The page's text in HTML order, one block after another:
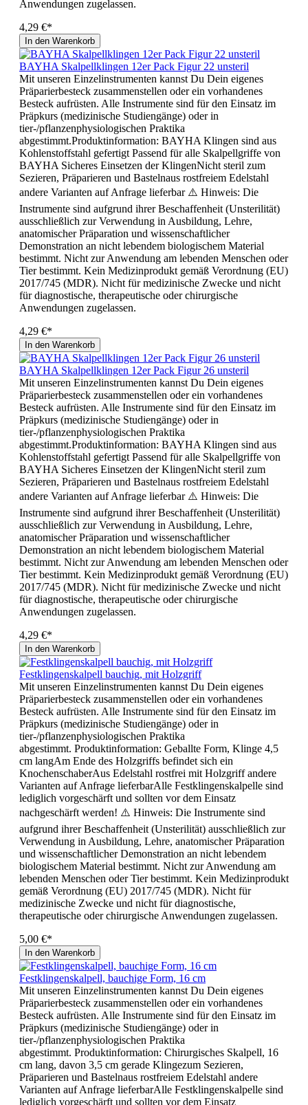
Anwendungen zugelassen.
4,29 €*
In den Warenkorb
BAYHA Skalpellklingen 12er Pack Figur 22 unsteril
Mit unseren Einzelinstrumenten kannst Du Dein eigenes
Präparierbesteck zusammenstellen oder ein vorhandenes
Besteck aufrüsten. Alle Instrumente sind für den Einsatz im
Präpkurs (medizinische Studiengänge) oder in
tier-/pflanzenphysiologischen Praktika
abgestimmt.Produktinformation: BAYHA Klingen sind aus
Kohlenstoffstahl gefertigt Passend für alle Skalpellgriffe von
BAYHA Sicheres Einsetzen der KlingenNicht steril zum
Sezieren, Präparieren und Bastelnaus rostfreiem Edelstahl
andere Varianten auf Anfrage lieferbar ⚠️ Hinweis: Die
Instrumente sind aufgrund ihrer Beschaffenheit (Unsterilität)
ausschließlich zur Verwendung in Ausbildung, Lehre,
anatomischer Präparation und wissenschaftlicher
Demonstration an nicht lebendem biologischem Material
bestimmt. Nicht zur Anwendung am lebenden Menschen oder
Tier bestimmt. Kein Medizinprodukt gemäß Verordnung (EU)
2017/745 (MDR). Nicht für medizinische Zwecke und nicht
für diagnostische, therapeutische oder chirurgische
Anwendungen zugelassen.
4,29 €*
In den Warenkorb
BAYHA Skalpellklingen 12er Pack Figur 26 unsteril
Mit unseren Einzelinstrumenten kannst Du Dein eigenes
Präparierbesteck zusammenstellen oder ein vorhandenes
Besteck aufrüsten. Alle Instrumente sind für den Einsatz im
Präpkurs (medizinische Studiengänge) oder in
tier-/pflanzenphysiologischen Praktika
abgestimmt.Produktinformation: BAYHA Klingen sind aus
Kohlenstoffstahl gefertigt Passend für alle Skalpellgriffe von
BAYHA Sicheres Einsetzen der KlingenNicht steril zum
Sezieren, Präparieren und Bastelnaus rostfreiem Edelstahl
andere Varianten auf Anfrage lieferbar ⚠️ Hinweis: Die
Instrumente sind aufgrund ihrer Beschaffenheit (Unsterilität)
ausschließlich zur Verwendung in Ausbildung, Lehre,
anatomischer Präparation und wissenschaftlicher
Demonstration an nicht lebendem biologischem Material
bestimmt. Nicht zur Anwendung am lebenden Menschen oder
Tier bestimmt. Kein Medizinprodukt gemäß Verordnung (EU)
2017/745 (MDR). Nicht für medizinische Zwecke und nicht
für diagnostische, therapeutische oder chirurgische
Anwendungen zugelassen.
4,29 €*
In den Warenkorb
Festklingenskalpell bauchig, mit Holzgriff
Mit unseren Einzelinstrumenten kannst Du Dein eigenes
Präparierbesteck zusammenstellen oder ein vorhandenes
Besteck aufrüsten. Alle Instrumente sind für den Einsatz im
Präpkurs (medizinische Studiengänge) oder in
tier-/pflanzenphysiologischen Praktika
abgestimmt. Produktinformation: Geballte Form, Klinge 4,5
cm langAm Ende des Holzgriffs befindet sich ein
KnochenschaberAus Edelstahl rostfrei mit Holzgriff andere
Varianten auf Anfrage lieferbarAlle Festklingenskalpelle sind
lediglich vorgeschärft und sollten vor dem Einsatz
nachgeschärft werden! ⚠️ Hinweis: Die Instrumente sind
aufgrund ihrer Beschaffenheit (Unsterilität) ausschließlich zur
Verwendung in Ausbildung, Lehre, anatomischer Präparation
und wissenschaftlicher Demonstration an nicht lebendem
biologischem Material bestimmt. Nicht zur Anwendung am
lebenden Menschen oder Tier bestimmt. Kein Medizinprodukt
gemäß Verordnung (EU) 2017/745 (MDR). Nicht für
medizinische Zwecke und nicht für diagnostische,
therapeutische oder chirurgische Anwendungen zugelassen.
5,00 €*
In den Warenkorb
Festklingenskalpell, bauchige Form, 16 cm
Mit unseren Einzelinstrumenten kannst Du Dein eigenes
Präparierbesteck zusammenstellen oder ein vorhandenes
Besteck aufrüsten. Alle Instrumente sind für den Einsatz im
Präpkurs (medizinische Studiengänge) oder in
tier-/pflanzenphysiologischen Praktika
abgestimmt. Produktinformation: Chirurgisches Skalpell, 16
cm lang, davon 3,5 cm gerade Klingezum Sezieren,
Präparieren und Bastelnaus rostfreiem Edelstahl andere
Varianten auf Anfrage lieferbarAlle Festklingenskalpelle sind
lediglich vorgeschärft und sollten vor dem Einsatz